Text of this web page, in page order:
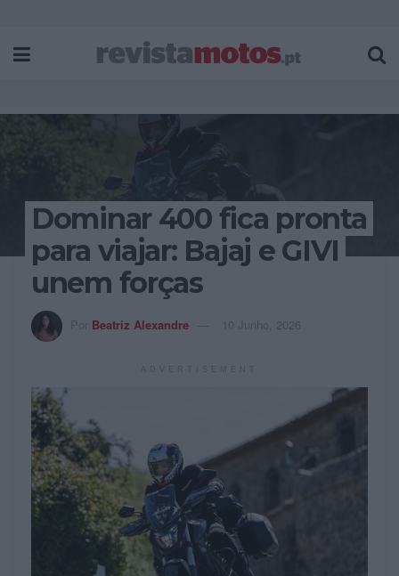
Dominar 400 fica pronta
para viajar: Bajaj e GIVI
unem forças
Por Beatriz Alexandre 10 Junho, 2026